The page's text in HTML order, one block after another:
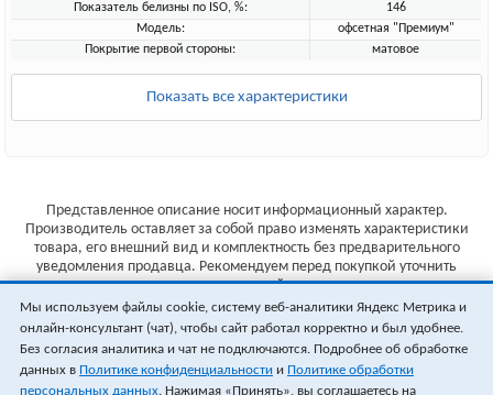
Показатель белизны по ISO, %:
146
Модель:
офсетная "Премиум"
Покрытие первой стороны:
матовое
Показать все характеристики
Представленное описание носит информационный характер.
Производитель оставляет за собой право изменять характеристики
товара, его внешний вид и комплектность без предварительного
уведомления продавца. Рекомендуем перед покупкой уточнить
характеристики товара на сайте производителя.
Указанные цены не являются публичной офертой (ст.435 ГК РФ).
Стоимость и наличие товара уточняйте у менеджера.
Мы используем файлы cookie, систему веб-аналитики Яндекс Метрика и
онлайн-консультант (чат), чтобы сайт работал корректно и был удобнее.
Без согласия аналитика и чат не подключаются. Подробнее об обработке
данных в Политике конфиденциальности и Политике обработки
персональных данных. Нажимая «Принять», вы соглашаетесь на